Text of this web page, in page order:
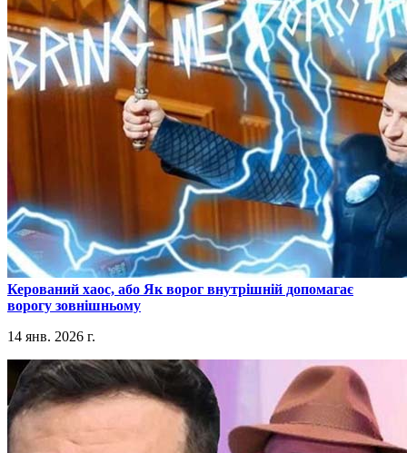
​Керований хаос, або Як ворог внутрішній допомагає
ворогу зовнішньому
14 янв. 2026 г.